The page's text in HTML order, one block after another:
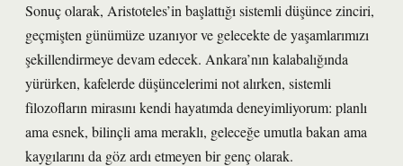
Sonuç olarak, Aristoteles’in başlattığı sistemli düşünce zinciri,
geçmişten günümüze uzanıyor ve gelecekte de yaşamlarımızı
şekillendirmeye devam edecek. Ankara’nın kalabalığında
yürürken, kafelerde düşüncelerimi not alırken, sistemli
filozofların mirasını kendi hayatımda deneyimliyorum: planlı
ama esnek, bilinçli ama meraklı, geleceğe umutla bakan ama
kaygılarını da göz ardı etmeyen bir genç olarak.